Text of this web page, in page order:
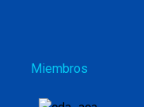
Miembros